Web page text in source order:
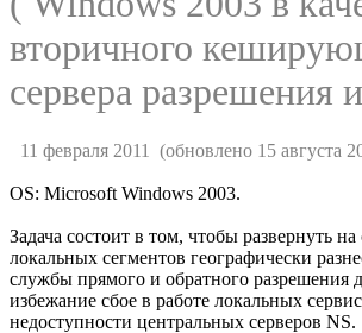
вторичного
сервера разрешения
11 февраля 2011 (обновлено 15 августа
OS: Microsoft Windows 2003.
Задача состоит в том, чтобы развернуть на
локальных сегментов географически
службы прямого и обратного
избежание сбое в работе локальных
недоступности центральных серверов NS.